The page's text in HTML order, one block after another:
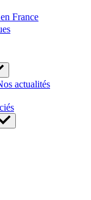
France
actualités